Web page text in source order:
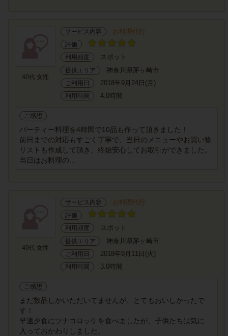
40代 女性
サービス内容 お料理代行
評価
利用頻度
スポット
提供エリア 神奈川県茅ヶ崎市
ご利用日 2018年9月24日(月)
利用時間 4.0時間
ご感想
パーティー料理を4時間で10品も作って頂きました！
前日までの対応もすごく丁寧で、当日のメニューやお買い物
リストも作成して頂き、終始安心してお取引ができました。
当日はお料理の...
40代 女性
サービス内容 お料理代行
評価
利用頻度
スポット
提供エリア 神奈川県茅ヶ崎市
ご利用日 2018年9月11日(火)
利用時間 3.0時間
ご感想
まだ数品しかいただいてませんが、とてもおいしかったで
す！
早速夕食にツナコロッケを食べましたが、子供たちは気に
入っておかわりしました。